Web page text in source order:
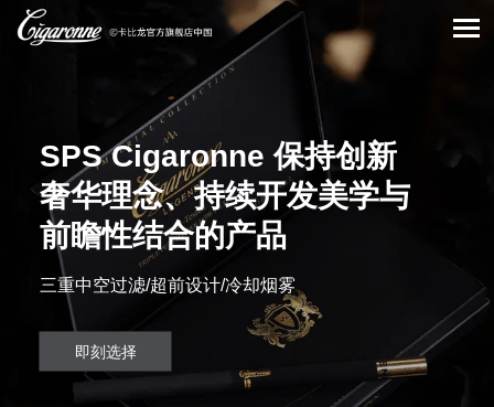
SPS Cigaronne 保持创新
奢华理念、持续开发美学与
前瞻性结合的产品
三重中空过滤/超前设计/冷却烟雾
即刻选择